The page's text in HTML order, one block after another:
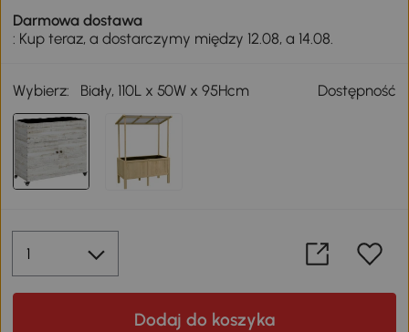
Darmowa dostawa
: Kup teraz, a dostarczymy między 12.08, a 14.08.
Wybierz: Biały, 110L x 50W x 95Hcm Dostępność
Dodaj do koszyka